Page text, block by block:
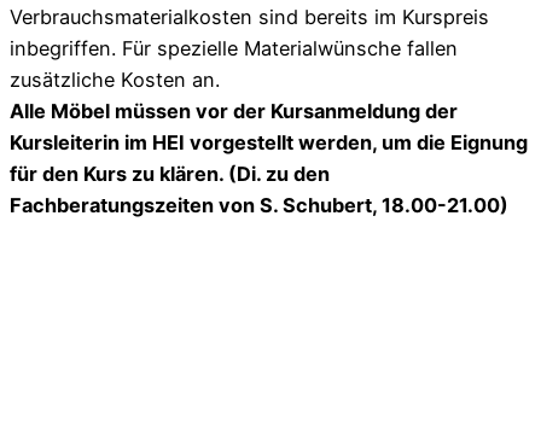
Verbrauchsmaterialkosten sind bereits im Kurspreis
inbegriffen. Für spezielle Materialwünsche fallen
zusätzliche Kosten an.
Alle Möbel müssen vor der Kursanmeldung der
Kursleiterin im HEI vorgestellt werden, um die Eignung
für den Kurs zu klären. (Di. zu den
Fachberatungszeiten von S. Schubert, 18.00-21.00)